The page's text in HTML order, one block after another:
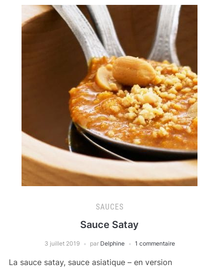
SAUCES
Sauce Satay
3 juillet 2019 par Delphine 1 commentaire
La sauce satay, sauce asiatique – en version